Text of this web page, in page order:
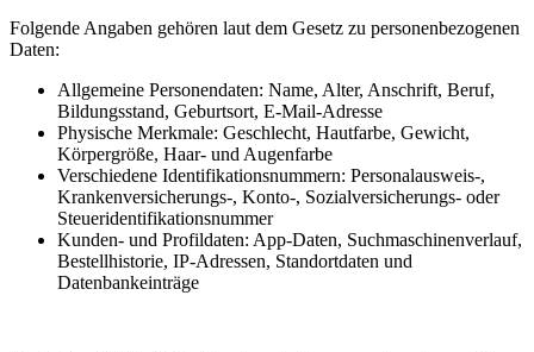
Folgende Angaben gehören laut dem Gesetz zu personenbezogenen
Daten:
Allgemeine Personendaten: Name, Alter, Anschrift, Beruf,
Bildungsstand, Geburtsort, E-Mail-Adresse
Physische Merkmale: Geschlecht, Hautfarbe, Gewicht,
Körpergröße, Haar- und Augenfarbe
Verschiedene Identifikationsnummern: Personalausweis-,
Krankenversicherungs-, Konto-, Sozialversicherungs- oder
Steueridentifikationsnummer
Kunden- und Profildaten: App-Daten, Suchmaschinenverlauf,
Bestellhistorie, IP-Adressen, Standortdaten und
Datenbankeinträge